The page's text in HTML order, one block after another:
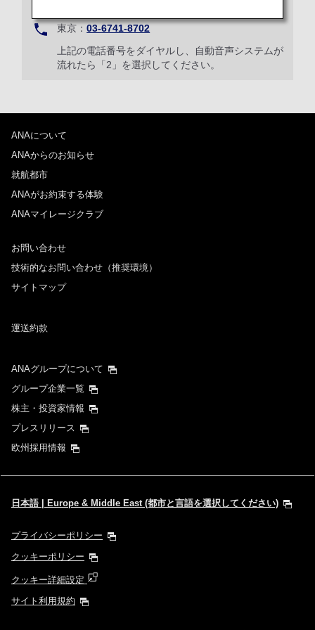
東京：03-6741-8702
上記の電話番号をダイヤルし、自動音声システムが
流れたら「2」を選択してください。
ANAについて
ANAからのお知らせ
就航都市
ANAがお約束する体験
ANAマイレージクラブ
お問い合わせ
技術的なお問い合わせ（推奨環境）
サイトマップ
運送約款
ANAグループについて
グループ企業一覧
株主・投資家情報
プレスリリース
欧州採用情報
日本語 | Europe & Middle East (都市と言語を選択してください)
プライバシーポリシー
クッキーポリシー
クッキー詳細設定
サイト利用規約